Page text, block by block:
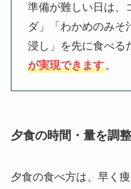
準備が難しい日は、
ダ」「わかめのみそ
浸し」を先に食べる
が実現できます。
夕食の時間・量を調
夕食の食べ方は、早く